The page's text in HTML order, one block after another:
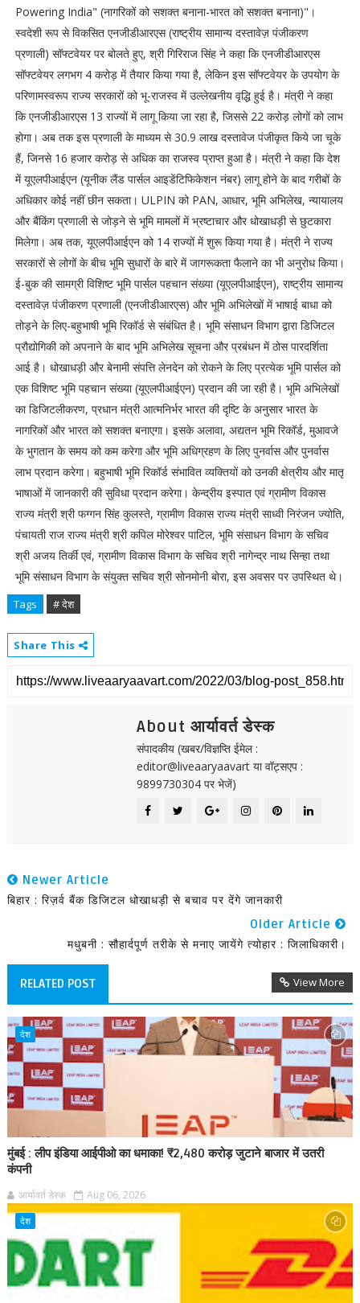
Powering India" (नागरिकों को सशक्त बनाना-भारत को सशक्त बनाना)"।
स्वदेशी रूप से विकसित एनजीडीआरएस (राष्ट्रीय सामान्य दस्तावेज़ पंजीकरण
प्रणाली) सॉफ्टवेयर पर बोलते हुए, श्री गिरिराज सिंह ने कहा कि एनजीडीआरएस
सॉफ्टवेयर लगभग 4 करोड़ में तैयार किया गया है, लेकिन इस सॉफ्टवेयर के उपयोग के
परिणामस्वरूप राज्य सरकारों को भू-राजस्व में उल्लेखनीय वृद्धि हुई है। मंत्री ने कहा
कि एनजीडीआरएस 13 राज्यों में लागू किया जा रहा है, जिससे 22 करोड़ लोगों को लाभ
होगा। अब तक इस प्रणाली के माध्यम से 30.9 लाख दस्तावेज पंजीकृत किये जा चूके
हैं, जिनसे 16 हजार करोड़ से अधिक का राजस्व प्राप्त हुआ है। मंत्री ने कहा कि देश
में यूएलपीआईएन (यूनीक लैंड पार्सल आइडेंटिफिकेशन नंबर) लागू होने के बाद गरीबों के
अधिकार कोई नहीं छीन सकता। ULPIN को PAN, आधार, भूमि अभिलेख, न्यायालय
और बैंकिंग प्रणाली से जोड़ने से भूमि मामलों में भ्रष्टाचार और धोखाधड़ी से छुटकारा
मिलेगा। अब तक, यूएलपीआईएन को 14 राज्यों में शुरू किया गया है। मंत्री ने राज्य
सरकारों से लोगों के बीच भूमि सुधारों के बारे में जागरूकता फैलाने का भी अनुरोध किया।
ई-बुक की सामग्री विशिष्ट भूमि पार्सल पहचान संख्या (यूएलपीआईएन), राष्ट्रीय सामान्य
दस्तावेज़ पंजीकरण प्रणाली (एनजीडीआरएस) और भूमि अभिलेखों में भाषाई बाधा को
तोड़ने के लिए-बहुभाषी भूमि रिकॉर्ड से संबंधित है। भूमि संसाधन विभाग द्वारा डिजिटल
प्रौद्योगिकी को अपनाने के बाद भूमि अभिलेख सूचना और प्रबंधन में ठोस पारदर्शिता
आई है। धोखाधड़ी और बेनामी संपत्ति लेनदेन को रोकने के लिए प्रत्येक भूमि पार्सल को
एक विशिष्ट भूमि पहचान संख्या (यूएलपीआईएन) प्रदान की जा रही है। भूमि अभिलेखों
का डिजिटलीकरण, प्रधान मंत्री आत्मनिर्भर भारत की दृष्टि के अनुसार भारत के
नागरिकों और भारत को सशक्त बनाएगा। इसके अलावा, अद्यतन भूमि रिकॉर्ड, मुआवजे
के भुगतान के समय को कम करेगा और भूमि अधिग्रहण के लिए पुनर्वास और पुनर्वास
लाभ प्रदान करेगा। बहुभाषी भूमि रिकॉर्ड संभावित व्यक्तियों को उनकी क्षेत्रीय और मातृ
भाषाओं में जानकारी की सुविधा प्रदान करेगा। केन्द्रीय इस्पात एवं ग्रामीण विकास
राज्य मंत्री श्री फग्गन सिंह कुलस्ते, ग्रामीण विकास राज्य मंत्री साध्वी निरंजन ज्योति,
पंचायती राज राज्य मंत्री श्री कपिल मोरेश्वर पाटिल, भूमि संसाधन विभाग के सचिव
श्री अजय तिर्की एवं, ग्रामीण विकास विभाग के सचिव श्री नागेन्द्र नाथ सिन्हा तथा
भूमि संसाधन विभाग के संयुक्त सचिव श्री सोनमोनी बोरा, इस अवसर पर उपस्थित थे।
Tags # देश
Share This
About आर्यावर्त डेस्क
संपादकीय (खबर/विज्ञप्ति ईमेल :
editor@liveaaryaavart या वॉट्सएप :
9899730304 पर भेजें)
Newer Article
बिहार : रिज़र्व बैंक डिजिटल धोखाधड़ी से बचाव पर देंगे जानकारी
Older Article
मधुबनी : सौहार्दपूर्ण तरीके से मनाए जायेंगे त्योहार : जिलाधिकारी।
RELATED POST View More
देश
मुंबई : लीप इंडिया आईपीओ का धमाका! ₹2,480 करोड़ जुटाने बाजार में उतरी
कंपनी
आर्यावर्त डेस्क Aug 06, 2026
देश